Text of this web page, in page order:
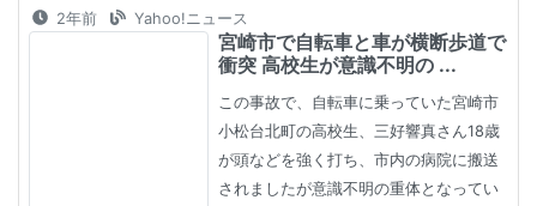
2年前 Yahoo!ニュース
宮崎市で自転車と車が横断歩道で
衝突 高校生が意識不明の ...
この事故で、自転車に乗っていた宮崎市
小松台北町の高校生、三好響真さん18歳
が頭などを強く打ち、市内の病院に搬送
されましたが意識不明の重体となってい